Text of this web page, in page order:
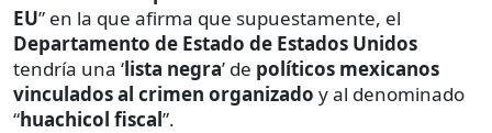
EU” en la que afirma que supuestamente, el
Departamento de Estado de Estados Unidos
tendría una ‘lista negra’ de políticos mexicanos
vinculados al crimen organizado y al denominado
“huachicol fiscal”.